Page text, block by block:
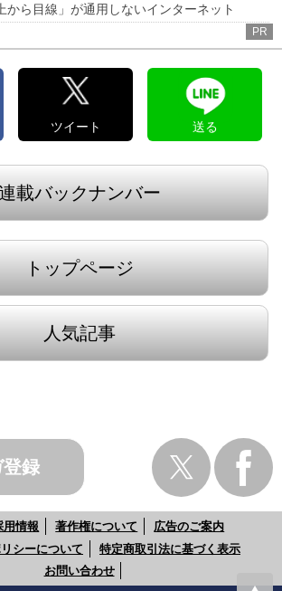
から目線」が通用しないインターネット
PR
ツイート 送る
載バックナンバー
トップページ
人気記事
登録
用情報 著作権について
広告のご案内
シーについて
特定商取引法に基づく表示
お問い合わせ